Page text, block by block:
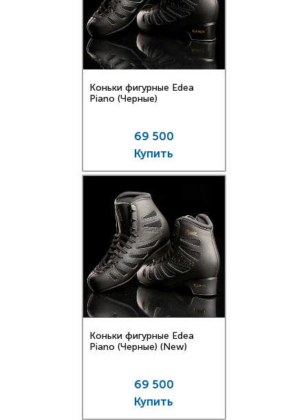
Коньки фигурные Edea
Piano (Черные)
69 500
Купить
Коньки фигурные Edea
Piano (Черные) (New)
69 500
Купить